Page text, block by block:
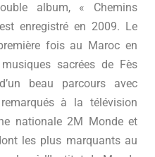
album, « Chemins
enregistré en 2009. Le
fois au Maroc en
sacrées de Fès
beau parcours avec
à la télévision
nationale 2M Monde et
les plus marquants au